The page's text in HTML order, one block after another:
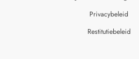
Privacybeleid
Restitutiebeleid